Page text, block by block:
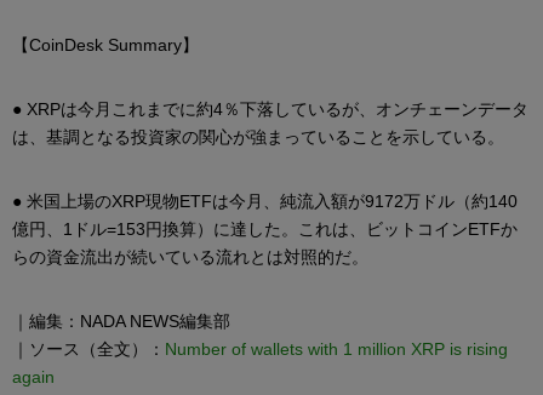
【CoinDesk Summary】
● XRPは今月これまでに約4％下落しているが、オンチェーンデータ
は、基調となる投資家の関心が強まっていることを示している。
● 米国上場のXRP現物ETFは今月、純流入額が9172万ドル（約140
億円、1ドル=153円換算）に達した。これは、ビットコインETFか
らの資金流出が続いている流れとは対照的だ。
｜編集：NADA NEWS編集部
｜ソース（全文）： Number of wallets with 1 million XRP is rising
again